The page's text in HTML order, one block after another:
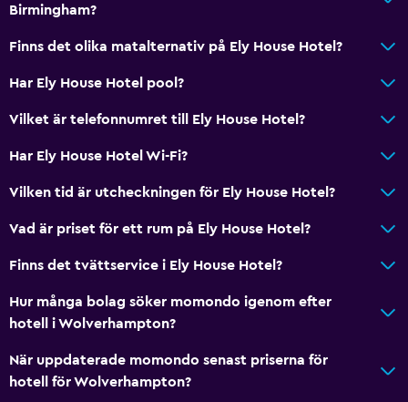
Birmingham?
Finns det olika matalternativ på Ely House Hotel?
Har Ely House Hotel pool?
Vilket är telefonnumret till Ely House Hotel?
Har Ely House Hotel Wi-Fi?
Vilken tid är utcheckningen för Ely House Hotel?
Vad är priset för ett rum på Ely House Hotel?
Finns det tvättservice i Ely House Hotel?
Hur många bolag söker momondo igenom efter
hotell i Wolverhampton?
När uppdaterade momondo senast priserna för
hotell för Wolverhampton?